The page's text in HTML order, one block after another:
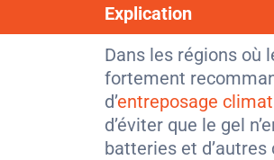
Explication
Dans les régions où
fortement
d’entreposage
d’éviter que le gel
batteries et